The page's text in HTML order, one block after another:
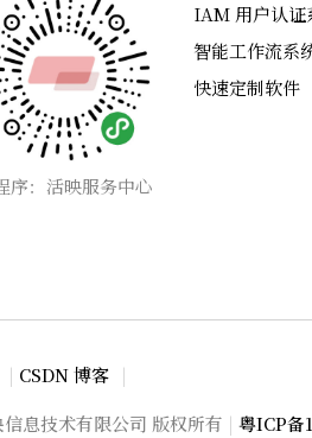
序：活映服务中心
IAM 用户认证
智能工作流系
快速定制软件
| CSDN 博客 |
息技术有限公司 版权所有 | 粤ICP备